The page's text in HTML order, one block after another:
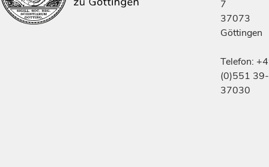
7
37073
Göttingen
Telefon:
(0)551 39-
37030